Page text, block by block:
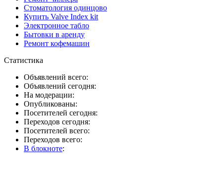
Стоматология одинцово
Купить Valve Index kit
Электронное табло
Бытовки в аренду
Ремонт кофемашин
Статистика
Объявлений всего:
Объявлений сегодня:
На модерации:
Опубликованы:
Посетителей сегодня:
Переходов сегодня:
Посетителей всего:
Переходов всего:
В блокноте: